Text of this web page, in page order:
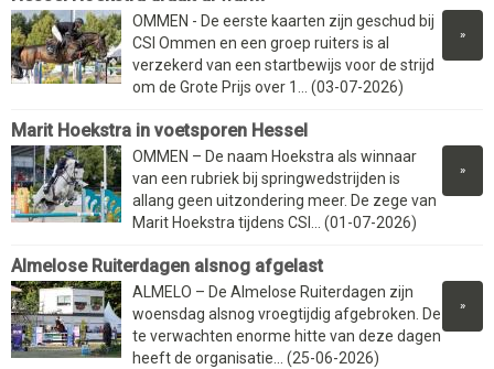
»
OMMEN - De eerste kaarten zijn geschud bij
CSI Ommen en een groep ruiters is al
verzekerd van een startbewijs voor de strijd
om de Grote Prijs over 1... (03-07-2026)
Marit Hoekstra in voetsporen Hessel
»
OMMEN – De naam Hoekstra als winnaar
van een rubriek bij springwedstrijden is
allang geen uitzondering meer. De zege van
Marit Hoekstra tijdens CSI... (01-07-2026)
Almelose Ruiterdagen alsnog afgelast
»
ALMELO – De Almelose Ruiterdagen zijn
woensdag alsnog vroegtijdig afgebroken. De
te verwachten enorme hitte van deze dagen
heeft de organisatie... (25-06-2026)